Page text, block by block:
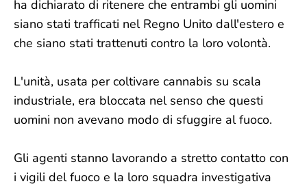
ha dichiarato di ritenere che entrambi gli uomini
siano stati trafficati nel Regno Unito dall'estero e
che siano stati trattenuti contro la loro volontà.
L'unità, usata per coltivare cannabis su scala
industriale, era bloccata nel senso che questi
uomini non avevano modo di sfuggire al fuoco.
Gli agenti stanno lavorando a stretto contatto con
i vigili del fuoco e la loro squadra investigativa